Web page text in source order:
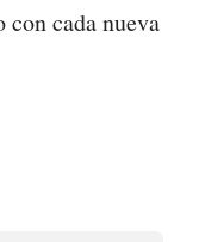
cada nueva